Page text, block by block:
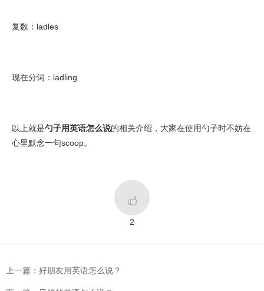
复数：ladles
现在分词：ladling
以上就是勺子用英语怎么说的相关介绍，大家在使用勺子时不妨在
心里默念一句scoop。

2
上一篇：好朋友用英语怎么说？